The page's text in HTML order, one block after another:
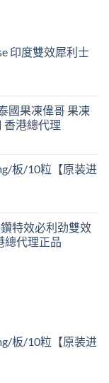
印度雙效犀利士
國果凍偉哥 果凍
香港總代理
板/10粒【原装进
特效必利劲雙效
總代理正品
板/10粒【原装进